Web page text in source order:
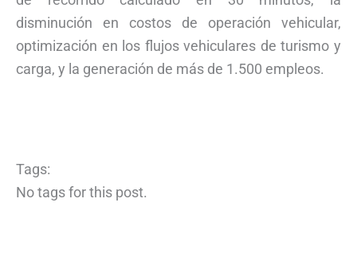
disminución en costos de operación vehicular,
optimización en los flujos vehiculares de turismo y
carga, y la generación de más de 1.500 empleos.
Tags:
No tags for this post.